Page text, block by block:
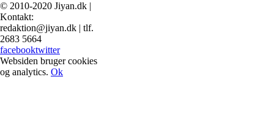
© 2010-2020 Jiyan.dk |
Kontakt:
redaktion@jiyan.dk | tlf.
2683 5664
facebooktwitter
Websiden bruger cookies
og analytics. Ok